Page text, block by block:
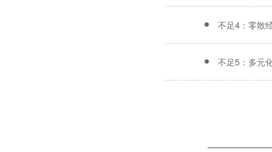
不足4：零散
不足5：多元